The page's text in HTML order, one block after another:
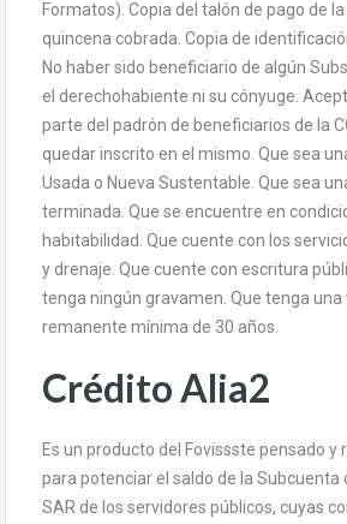
Formatos). Copia del talón de pago de
quincena cobrada. Copia de
No haber sido beneficiario de algún
el derechohabiente ni su cónyuge.
parte del padrón de beneficiarios de la
quedar inscrito en el mismo. Que sea
Usada o Nueva Sustentable. Que sea
terminada. Que se encuentre en
habitabilidad. Que cuente con los
y drenaje. Que cuente con escritura
tenga ningún gravamen. Que tenga una
remanente mínima de 30 años.
Crédito Alia2
Es un producto del Fovissste pensado y
para potenciar el saldo de la Subcuenta
SAR de los servidores públicos, cuyas